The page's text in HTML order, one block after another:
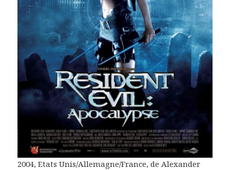
2004, Etats Unis/Allemagne/France, de Alexander